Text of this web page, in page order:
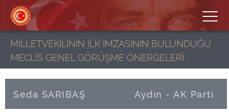
MİLLETVEKİLİNİN İLK İMZASININ BULUNDUĞU
MECLİS GENEL GÖRÜŞME ÖNERGELERİ
Seda SARIBAŞ Aydın - AK Parti